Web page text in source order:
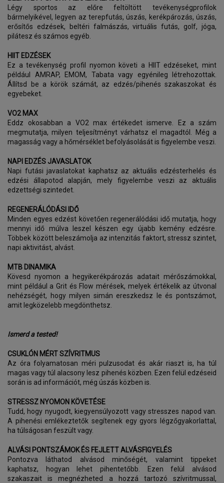
Légy sportos az előre feltöltött tevékenységprofilok
bármelyikével, legyen az terepfutás, úszás, kerékpározás, úszás,
erősítős edzések, beltéri falmászás, virtuális futás, golf, jóga,
pilátesz és számos egyéb.
HIIT EDZÉSEK
Ez a tevékenység profil nyomon követi a HIIT edzéseket, mint
például AMRAP, EMOM, Tabata vagy egyénileg létrehozottak.
Állítsd be a körök számát, az edzés/pihenés szakaszokat és
egyebeket.
VO2 MAX
Eddz okosabban a VO2 max értékedet ismerve. Ez a szám
megmutatja, milyen teljesítményt várhatsz el magadtól. Még a
magasság vagy a hőmérséklet befolyásolását is figyelembe veszi.
NAPI EDZÉS JAVASLATOK
Napi futási javaslatokat kaphatsz az aktuális edzésterhelés és
edzési állapotod alapján, mely figyelembe veszi az aktuális
edzettségi szintedet.
REGENERÁLÓDÁSI IDŐ
Minden egyes edzést követően regenerálódási idő mutatja, hogy
mennyi idő múlva leszel készen egy újabb kemény edzésre.
Többek között beleszámolja az intenzitás faktort, stressz szintet,
napi aktivitást, alvást.
MTB DINAMIKA
Kövesd nyomon a hegyikerékpározás adatait mérőszámokkal,
mint például a Grit és Flow mérések, melyek értékelik az útvonal
nehézségét, hogy milyen simán ereszkedsz le és pontszámot,
amit legközelebb megdönthetsz.
Ismerd a tested!
CSUKLÓN MÉRT SZÍVRITMUS
Az óra folyamatosan méri pulzusodat és akár riaszt is, ha túl
magas vagy túl alacsony lesz pihenés közben. Ezen felül edzéseid
során is ad információt, még úszás közben is.
STRESSZ NYOMON KÖVETÉSE
Tudd, hogy nyugodt, kiegyensúlyozott vagy stresszes napod van.
A pihenési emlékeztetők segítenek egy gyors légzőgyakorlattal,
ha túlságosan feszült vagy.
ALVÁSI PONTSZÁMOK ÉS FEJLETT ALVÁSFIGYELÉS
Pontozva láthatod alvásod minőségét, valamint tippeket
kaphatsz, hogyan lehet pihentetőbb. Ezen felül alvásod
szakaszait is megnézheted a hozzá tartozó szívritmussal,